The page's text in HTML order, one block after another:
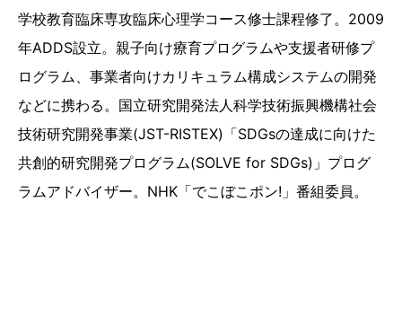
学校教育臨床専攻臨床心理学コース修士課程修了。2009
年ADDS設立。親子向け療育プログラムや支援者研修プ
ログラム、事業者向けカリキュラム構成システムの開発
などに携わる。国立研究開発法人科学技術振興機構社会
技術研究開発事業(JST-RISTEX)「SDGsの達成に向けた
共創的研究開発プログラム(SOLVE for SDGs)」プログ
ラムアドバイザー。NHK「でこぼこポン!」番組委員。